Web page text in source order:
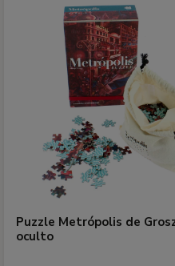
Puzzle Metrópolis de
oculto